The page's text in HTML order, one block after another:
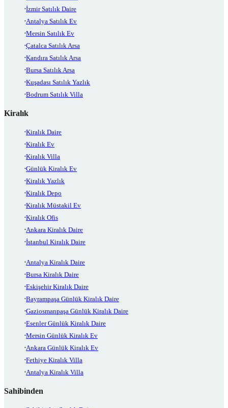
İzmir Satılık Daire
Antalya Satılık Ev
Mersin Satılık Ev
Çatalca Satılık Arsa
Kandıra Satılık Arsa
Bursa Satılık Arsa
Kuşadası Satılık Yazlık
Bodrum Satılık Villa
Kiralık
Kiralık Daire
Kiralık Ev
Kiralık Villa
Günlük Kiralık Ev
Kiralık Yazlık
Kiralık Depo
Kiralık Müstakil Ev
Kiralık Ofis
Ankara Kiralık Daire
İstanbul Kiralık Daire
Antalya Kiralık Daire
Bursa Kiralık Daire
Eskişehir Kiralık Daire
Bayrampaşa Günlük Kiralık Daire
Gaziosmanpaşa Günlük Kiralık Daire
Esenler Günlük Kiralık Daire
Mersin Günlük Kiralık Ev
Ankara Günlük Kiralık Ev
Fethiye Kiralık Villa
Antalya Kiralık Villa
Sahibinden